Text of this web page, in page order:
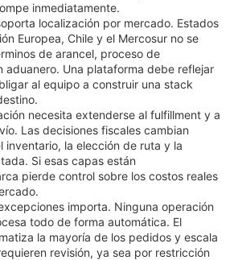
inmediatamente.
localización por mercado. Estados
Europea, Chile y el Mercosur no se
de arancel, proceso de
aduanero. Una plataforma debe reflejar
al equipo a construir una stack
necesita extenderse al fulfillment y a
Las decisiones fiscales cambian
inventario, la elección de ruta y la
Si esas capas están
pierde control sobre los costos reales
importa. Ninguna operación
todo de forma automática. El
la mayoría de los pedidos y escala
revisión, ya sea por restricción